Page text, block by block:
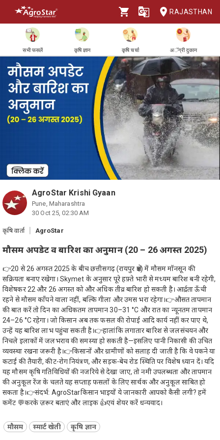
RAJASTHAN
सभी फसलें कृषि ज्ञान कृषि चर्चा अॅग्री दुकान
AgroStar Krishi Gyaan
Pune, Maharashtra
30 Oct 25, 02:30 AM
कृषि वार्ता AgroStar
मौसम अपडेट व बारिश का अनुमान (20 – 26 अगस्त 2025)
👉20 से 26 अगस्त 2025 के बीच छत्तीसगढ़ (रायपुर क्षेत्र) में मौसम मॉनसून की
सक्रियता बनाए रखेगा। Skymet के अनुसार पूरे हफ़्ते भारी से मध्यम बारिश बनी रहेगी,
विशेषकर 22 और 26 अगस्त को और अधिक तीव्र बारिश हो सकती है। आर्द्रता ऊँची
रहने से मौसम काँपने वाला नहीं, बल्कि गीला और उमस भरा रहेगा।👉औसत तापमान
की बात करें तो दिन का अधिकतम तापमान 30–31 °C और रात का न्यूनतम तापमान
24–26 °C रहेगा। जो किसान अब तक फसल की रोपाई आदि कार्य नहीं कर पाए थे,
उन्हें यह बारिश लाभ पहुंचा सकती है।👉हालांकि लगातार बारिश से जलसंचयन और
निचले इलाकों में जलभराव की समस्या हो सकती है—इसलिए पानी निकासी की उचित
व्यवस्था रखना जरूरी है।👉किसानों और ग्रामीणों को सलाह दी जाती है कि वे पकने या
कटाई की तैयारी, कीट-रोग नियंत्रण, और सड़क-बेच रोड स्थिति पर विशेष ध्यान दें। यदि
यह मौसम कृषि गतिविधियों की नजरिये से देखा जाए, तो नमी उपलब्धता और तापमान
की अनुकूल रेंज के चलते यह सप्ताह फसलों के लिए सार्थक और अनुकूल साबित हो
सकता है।👉संदर्भ: AgroStarकिसान भाइयों ये जानकारी आपको कैसी लगी? हमें
कमेंट 💬करके ज़रूर बताएं और लाइक 👍एवं शेयर करें धन्यवाद।
मौसम स्मार्ट खेती कृषि ज्ञान